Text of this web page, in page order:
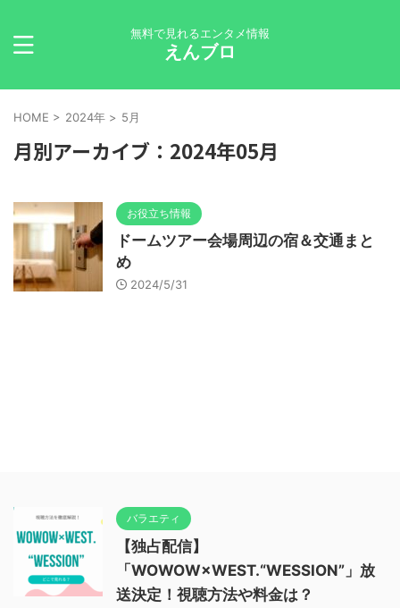
無料で見れるエンタメ情報
えんブロ
HOME > 2024年 > 5月
月別アーカイブ：2024年05月
お役立ち情報
ドームツアー会場周辺の宿＆交通まと
め
2024/5/31
バラエティ
【独占配信】
「WOWOW×WEST.“WESSION”」放
送決定！視聴方法や料金は？